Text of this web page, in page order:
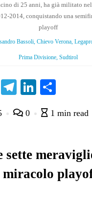
di 25 anni, ha già militato
2014, conquistando una
playoff
Bassoli, Chievo Verona,
Prima Divisione, Sudtirol
W
Te
gr
m
Li
ed di
di
0 1 min read
sette
miracolo